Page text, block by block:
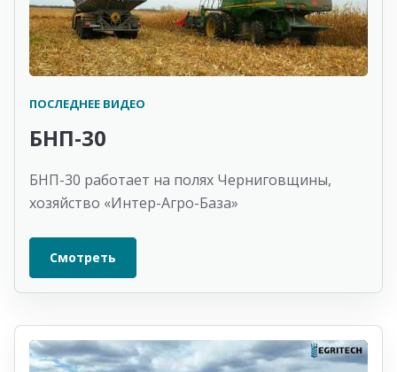
ПОСЛЕДНЕЕ ВИДЕО
БНП-30
БНП-30 работает на полях Черниговщины,
хозяйство «Интер-Агро-База»
Смотреть